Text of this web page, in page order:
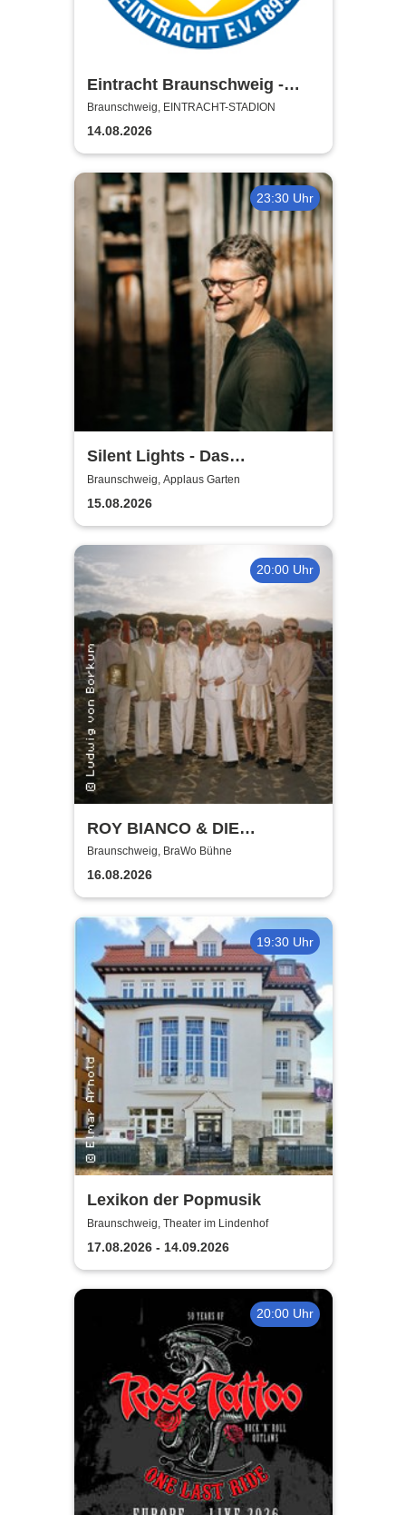
Eintracht Braunschweig -
Saison 2026/27
Braunschweig, EINTRACHT-STADION
14.08.2026
23:30 Uhr
Silent Lights - Das
Mitternachtskonzert
Braunschweig, Applaus Garten
15.08.2026
20:00 Uhr
ROY BIANCO & DIE
ABBRUNZATI BOYS - LIVE
2026
Braunschweig, BraWo Bühne
16.08.2026
19:30 Uhr
Lexikon der Popmusik
Braunschweig, Theater im Lindenhof
17.08.2026 - 14.09.2026
20:00 Uhr